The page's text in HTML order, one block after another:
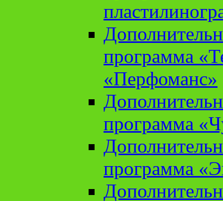
программа
«Перфоманс»
программа
программа